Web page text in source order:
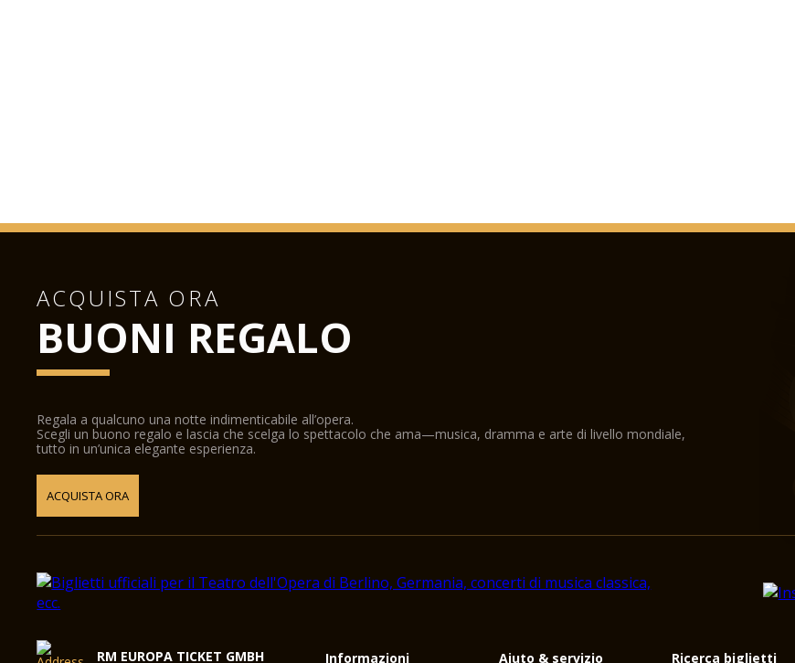
ACQUISTA ORA
BUONI REGALO
Regala a qualcuno una notte indimenticabile all’opera.
Scegli un buono regalo e lascia che scelga lo spettacolo che ama—musica, dramma e arte di livello mondiale,
tutto in un’unica elegante esperienza.
ACQUISTA ORA
RM EUROPA TICKET GMBH Informazioni Aiuto & servizio Ricerca biglietti